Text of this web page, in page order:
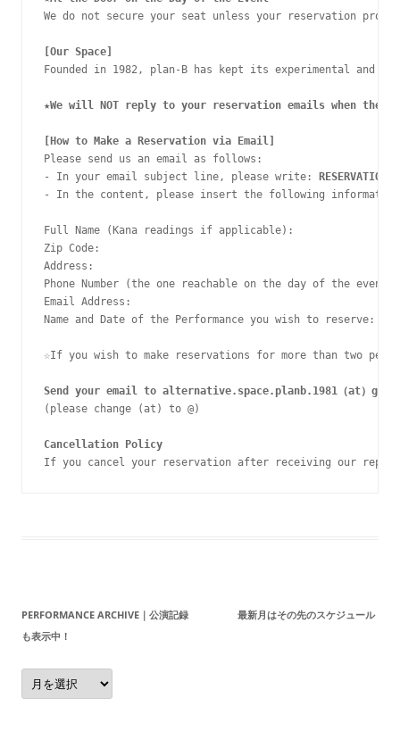
We do not secure your seat unless your reservation
[Our Space]
Founded in 1982, plan-B has kept its experimental
★We will NOT reply to your reservation emails when the
[How to Make a Reservation via Email]
Please send us an email as follows:
- In your email subject line, please write:
RESERVATION
- In the content, please insert the following
Full Name (Kana readings if applicable):
Zip Code:
Address:
Phone Number (the one reachable on the day of the event):
Email Address:
Name and Date of the Performance you wish to reserve:
☆If you wish to make reservations for more than two
Send your email to alternative.space.planb.1981 （at）
(please change (at) to @)
Cancellation Policy
If you cancel your reservation after receiving our
PERFORMANCE ARCHIVE｜公演記録 最新月はその先のスケジュール
も表示中！
Performance
Archive
｜